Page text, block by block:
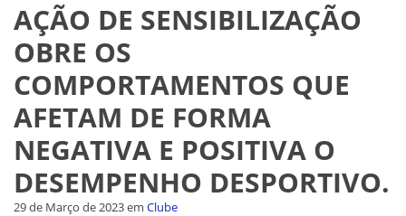
AÇÃO DE SENSIBILIZAÇÃO
OBRE OS
COMPORTAMENTOS QUE
AFETAM DE FORMA
NEGATIVA E POSITIVA O
DESEMPENHO DESPORTIVO.
29 de Março de 2023em Clube